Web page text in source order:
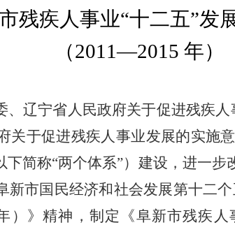
残疾人事业“十二五”发
（2011—2015 年）
、辽宁省人民政府关于促进残疾
关于促进残疾人事业发展的实施
简称“两个体系”）建设，进一
新市国民经济和社会发展第十二
）》精神，制定《阜新市残疾